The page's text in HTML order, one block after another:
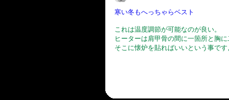
寒い冬もへっちゃらベスト
これは温度調節が可能なのが良い。
ヒーターは肩甲骨の間に一箇所と胸
そこに懐炉を貼ればいいという事で